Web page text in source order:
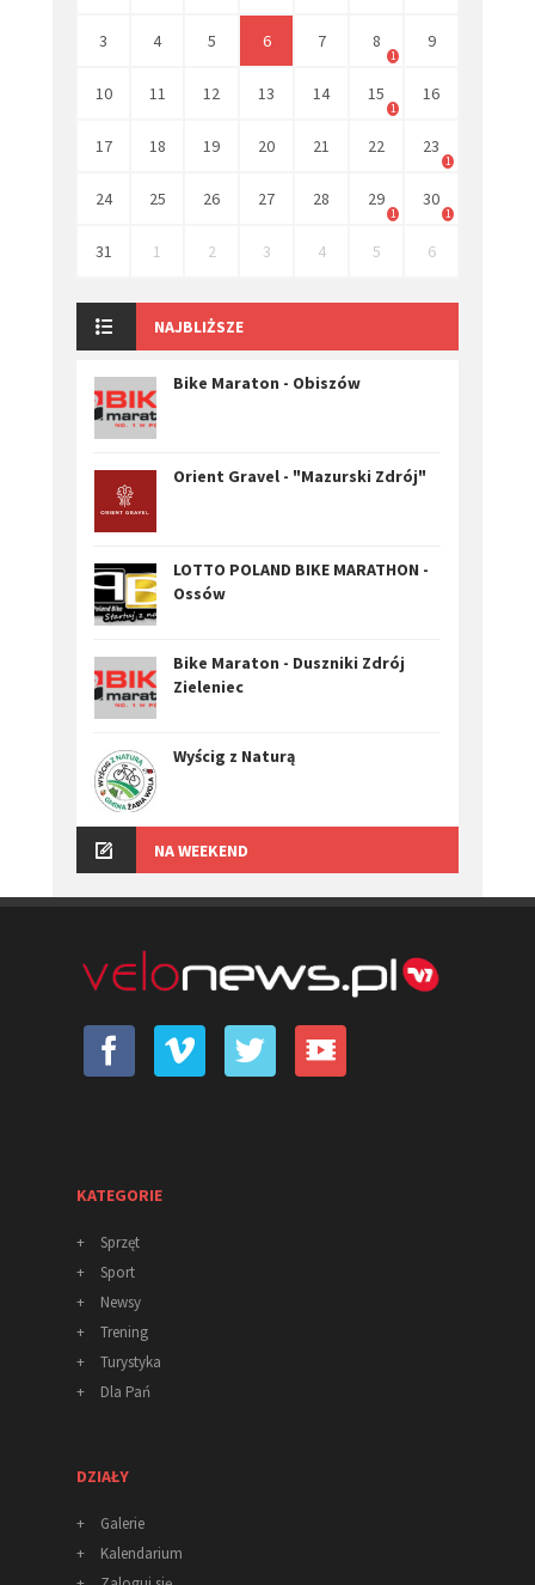
3 4 5 6 7 8
1
9
10 11 12 13 14 15
1
16
17 18 19 20 21 22 23
1
24 25 26 27 28 29
1
30
1
31 1 2 3 4 5 6
NAJBLIŻSZE
Bike Maraton - Obiszów
Orient Gravel - "Mazurski Zdrój"
LOTTO POLAND BIKE MARATHON -
Ossów
Bike Maraton - Duszniki Zdrój
Zieleniec
Wyścig z Naturą
NA WEEKEND
KATEGORIE
+
Sprzęt
+
Sport
+
Newsy
+
Trening
+
Turystyka
+
Dla Pań
DZIAŁY
+
Galerie
+
Kalendarium